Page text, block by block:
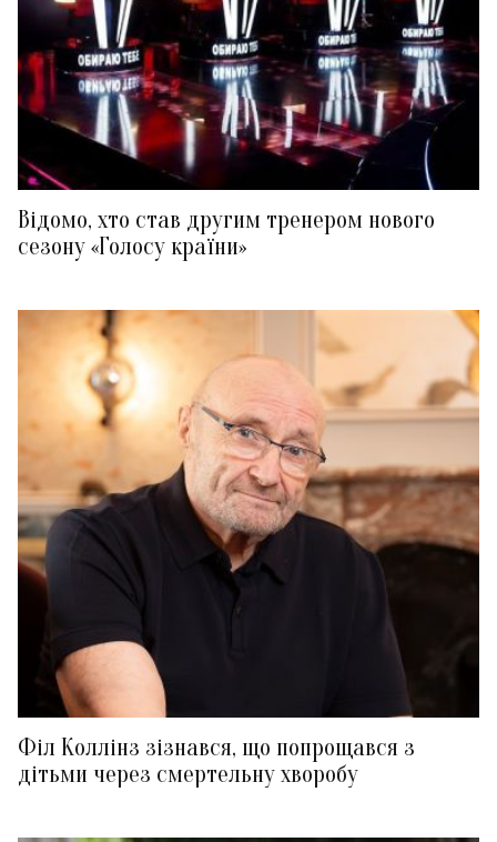
Відомо, хто став другим тренером нового
сезону «Голосу країни»
Філ Коллінз зізнався, що попрощався з
дітьми через смертельну хворобу